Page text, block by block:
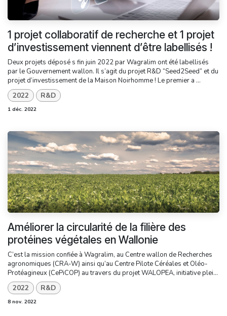
1 projet collaboratif de recherche et 1 projet
d’investissement viennent d’être labellisés !
Deux projets déposé s fin juin 2022 par Wagralim ont été labellisés
par le Gouvernement wallon. Il s’agit du projet R&D “Seed2Seed” et du
projet d’investissement de la Maison Noirhomme ! Le premier a ...
2022 R&D
1 déc. 2022
Améliorer la circularité de la filière des
protéines végétales en Wallonie
C’est la mission confiée à Wagralim, au Centre wallon de Recherches
agronomiques (CRA-W) ainsi qu’au Centre Pilote Céréales et Oléo-
Protéagineux (CePiCOP) au travers du projet WALOPEA, initiative plei...
2022 R&D
8 nov. 2022